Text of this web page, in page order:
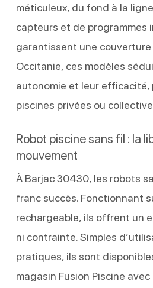
méticuleux, du fond à la
capteurs et de programmes
garantissent une couverture
Occitanie, ces modèles
autonomie et leur efficacité,
piscines privées ou
Robot piscine sans fil : la
mouvement
À Barjac 30430, les robots
franc succès. Fonctionnant
rechargeable, ils offrent un
ni contrainte. Simples
pratiques, ils sont
magasin Fusion Piscine